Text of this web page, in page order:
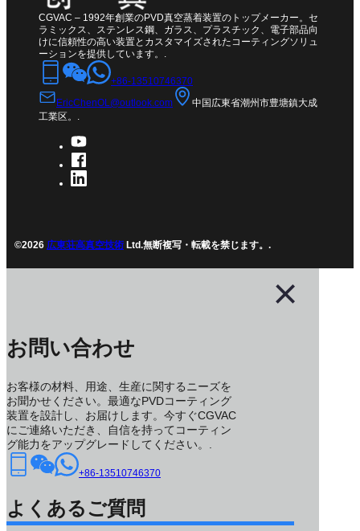
CGVAC – 1992年創業のPVD真空蒸着装置のトップメーカー。セ
ラミックス、ステンレス鋼、ガラス、プラスチック、電子部品向
けに信頼性の高い装置とカスタマイズされたコーティングソリュ
ーションを提供しています。.
+86-13510746370
EricChenOL@outlook.com
中国広東省潮州市豊塘鎮大成
工業区。.
©2026 広東荘高真空技術 Ltd.無断複写・転載を禁じます。.
お問い合わせ
お客様の材料、用途、生産に関するニーズを
お聞かせください。最適なPVDコーティング
装置を設計し、お届けします。今すぐCGVAC
にご連絡いただき、自信を持ってコーティン
グ能力をアップグレードしてください。.
+86-13510746370
よくあるご質問